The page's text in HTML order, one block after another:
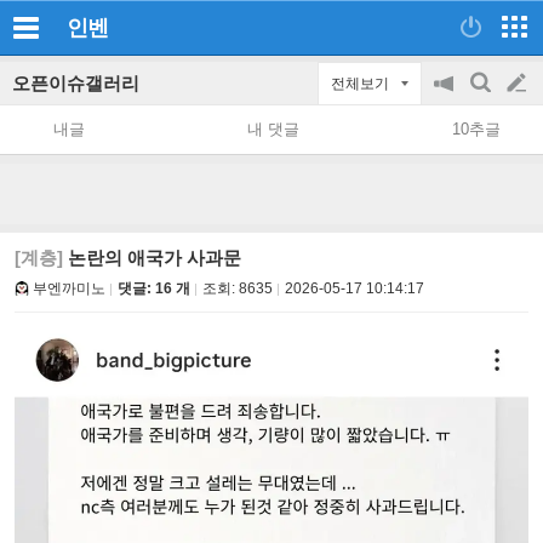
인벤
오픈이슈갤러리 전체보기
공
지
on/off
검
색
글
쓰
내글 내 댓글 10추글
[계층] 논란의 애국가 사과문
부엔까미노 댓글: 16 개 조회: 8635 2026-05-17 10:14:17